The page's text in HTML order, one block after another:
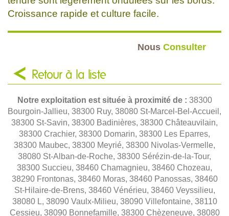
Croissance rapide et culture facile.
Nous Consulter
Retour à la liste
Notre exploitation est située à proximité de : 38300
Bourgoin-Jallieu, 38300 Ruy, 38080 St-Marcel-Bel-Accueil,
38300 St-Savin, 38300 Badinières, 38300 Châteauvilain,
38300 Crachier, 38300 Domarin, 38300 Les Eparres,
38300 Maubec, 38300 Meyrié, 38300 Nivolas-Vermelle,
38080 St-Alban-de-Roche, 38300 Sérézin-de-la-Tour,
38300 Succieu, 38460 Chamagnieu, 38460 Chozeau,
38290 Frontonas, 38460 Moras, 38460 Panossas, 38460
St-Hilaire-de-Brens, 38460 Vénérieu, 38460 Veyssilieu,
38080 L, 38090 Vaulx-Milieu, 38090 Villefontaine, 38110
Cessieu, 38090 Bonnefamille, 38300 Chèzeneuve, 38080